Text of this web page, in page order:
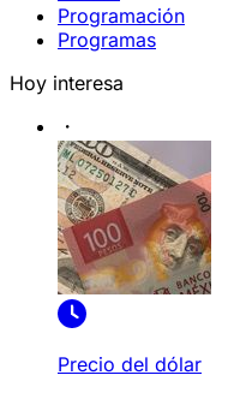
Programación
Programas
Hoy interesa
Precio del dólar